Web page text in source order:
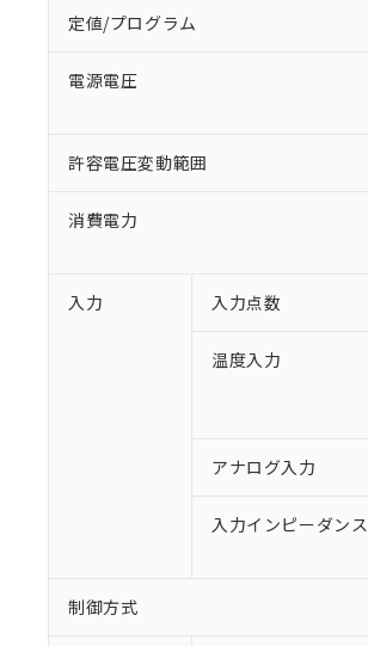
定値/プログラム
電源電圧
許容電圧変動範囲
消費電力
入力 入力点数
温度入力
アナログ入力
入力インピーダンス
制御方式